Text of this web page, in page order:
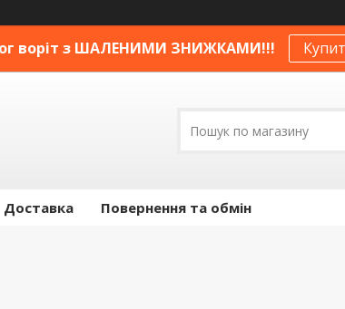
воріт з ШАЛЕНИМИ ЗНИЖКАМИ!!!
Доставка Повернення та обмін